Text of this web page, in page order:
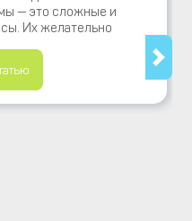
— это сложные и
Их желательно